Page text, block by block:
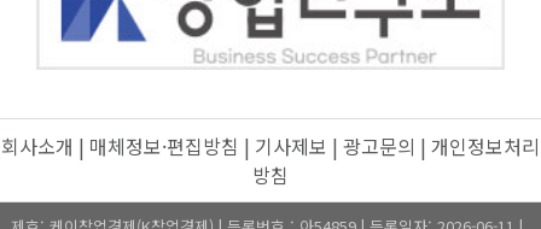
회사소개 | 매체정보·편집방침 | 기사제보 | 광고문의 | 개인정보처리
방침